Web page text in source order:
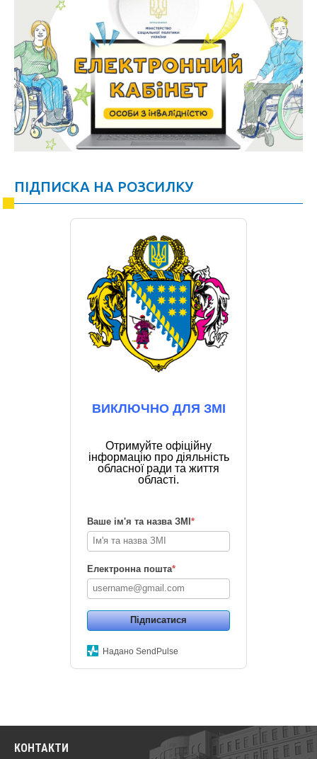
ПІДПИСКА НА РОЗСИЛКУ
ВИКЛЮЧНО ДЛЯ ЗМІ
Отримуйте офіційну
інформацію про діяльність
обласної ради та життя
області.
Ваше ім'я та назва ЗМІ*
Електронна пошта*
Підписатися
Надано SendPulse
КОНТАКТИ